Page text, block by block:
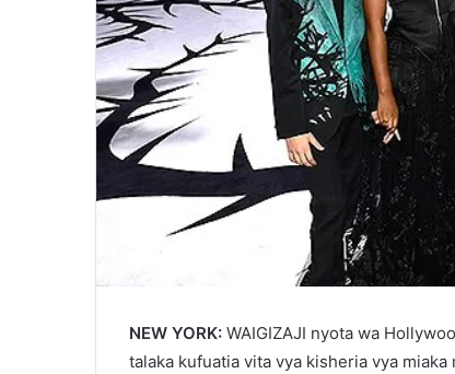
NEW YORK: WAIGIZAJI nyota wa
talaka kufuatia vita vya kisheria vya